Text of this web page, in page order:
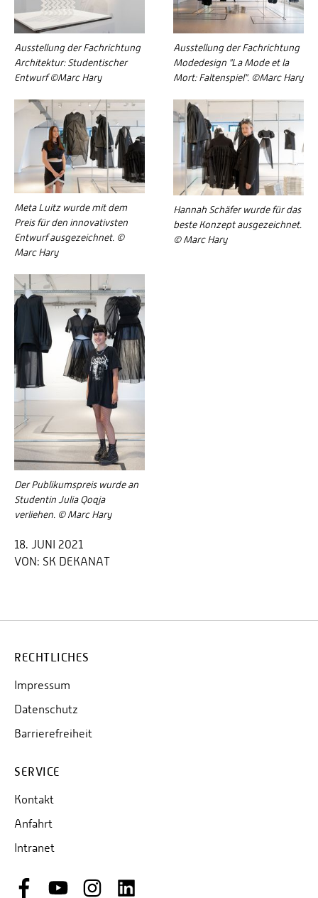
Ausstellung der Fachrichtung
Architektur: Studentischer
Entwurf ©Marc Hary
Ausstellung der Fachrichtung
Modedesign "La Mode et la
Mort: Faltenspiel". ©Marc Hary
Meta Luitz wurde mit dem
Preis für den innovativsten
Entwurf ausgezeichnet. ©
Marc Hary
Hannah Schäfer wurde für das
beste Konzept ausgezeichnet.
© Marc Hary
Der Publikumspreis wurde an
Studentin Julia Qoqja
verliehen. © Marc Hary
18. JUNI 2021
VON: SK DEKANAT
RECHTLICHES
Impressum
Datenschutz
Barrierefreiheit
SERVICE
Kontakt
Anfahrt
Intranet